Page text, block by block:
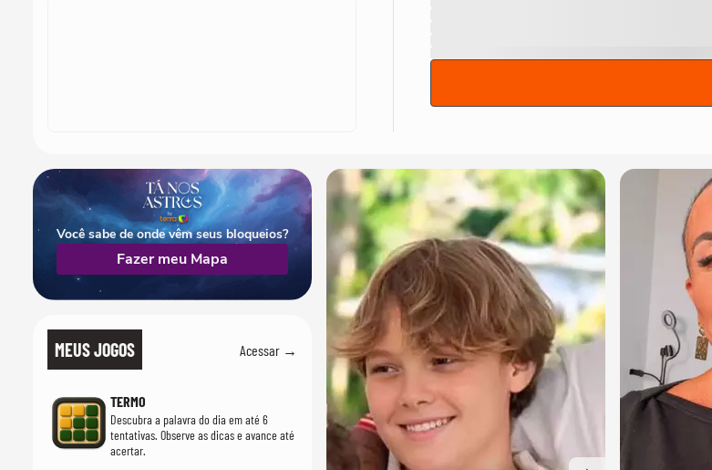
MEUS JOGOS Acessar →
TERMO
Descubra a palavra do dia em até 6
tentativas. Observe as dicas e avance até
acertar.
Você sabe de onde vêm seus bloqueios?
Fazer meu Mapa